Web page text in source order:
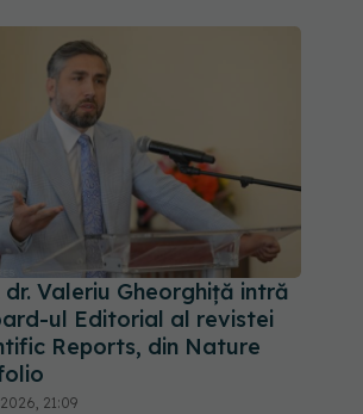
dr. Valeriu Gheorghiță intră
ul Editorial al revistei
Reports, din Nature
21:09